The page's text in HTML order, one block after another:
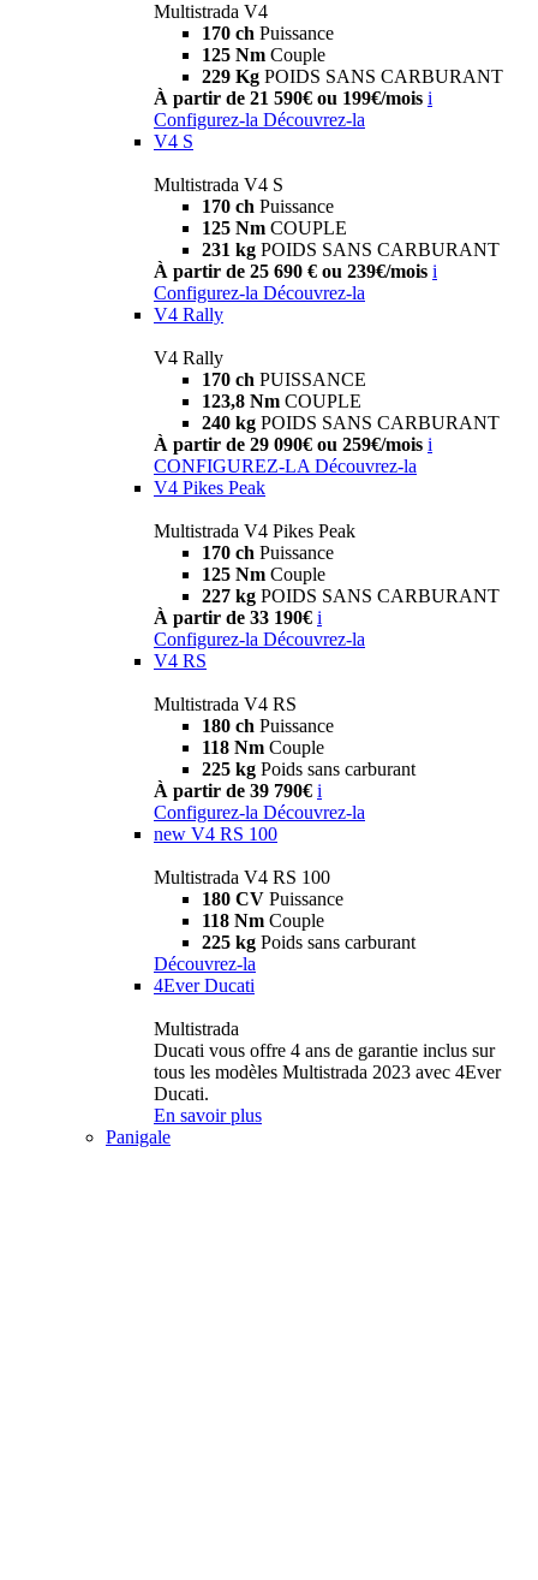
Multistrada V4
170 ch Puissance
125 Nm Couple
229 Kg POIDS SANS CARBURANT
À partir de 21 590€ ou 199€/mois i
Configurez-la Découvrez-la
V4 S
Multistrada V4 S
170 ch Puissance
125 Nm COUPLE
231 kg POIDS SANS CARBURANT
À partir de 25 690 € ou 239€/mois i
Configurez-la Découvrez-la
V4 Rally
V4 Rally
170 ch PUISSANCE
123,8 Nm COUPLE
240 kg POIDS SANS CARBURANT
À partir de 29 090€ ou 259€/mois i
CONFIGUREZ-LA Découvrez-la
V4 Pikes Peak
Multistrada V4 Pikes Peak
170 ch Puissance
125 Nm Couple
227 kg POIDS SANS CARBURANT
À partir de 33 190€ i
Configurez-la Découvrez-la
V4 RS
Multistrada V4 RS
180 ch Puissance
118 Nm Couple
225 kg Poids sans carburant
À partir de 39 790€ i
Configurez-la Découvrez-la
new V4 RS 100
Multistrada V4 RS 100
180 CV Puissance
118 Nm Couple
225 kg Poids sans carburant
Découvrez-la
4Ever Ducati
Multistrada
Ducati vous offre 4 ans de garantie inclus sur
tous les modèles Multistrada 2023 avec 4Ever
Ducati.
En savoir plus
Panigale